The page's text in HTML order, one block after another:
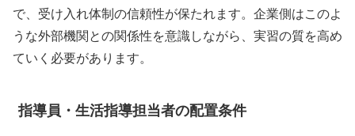
で、受け入れ体制の信頼性が保たれます。企業側はこのよ
うな外部機関との関係性を意識しながら、実習の質を高め
ていく必要があります。
指導員・生活指導担当者の配置条件